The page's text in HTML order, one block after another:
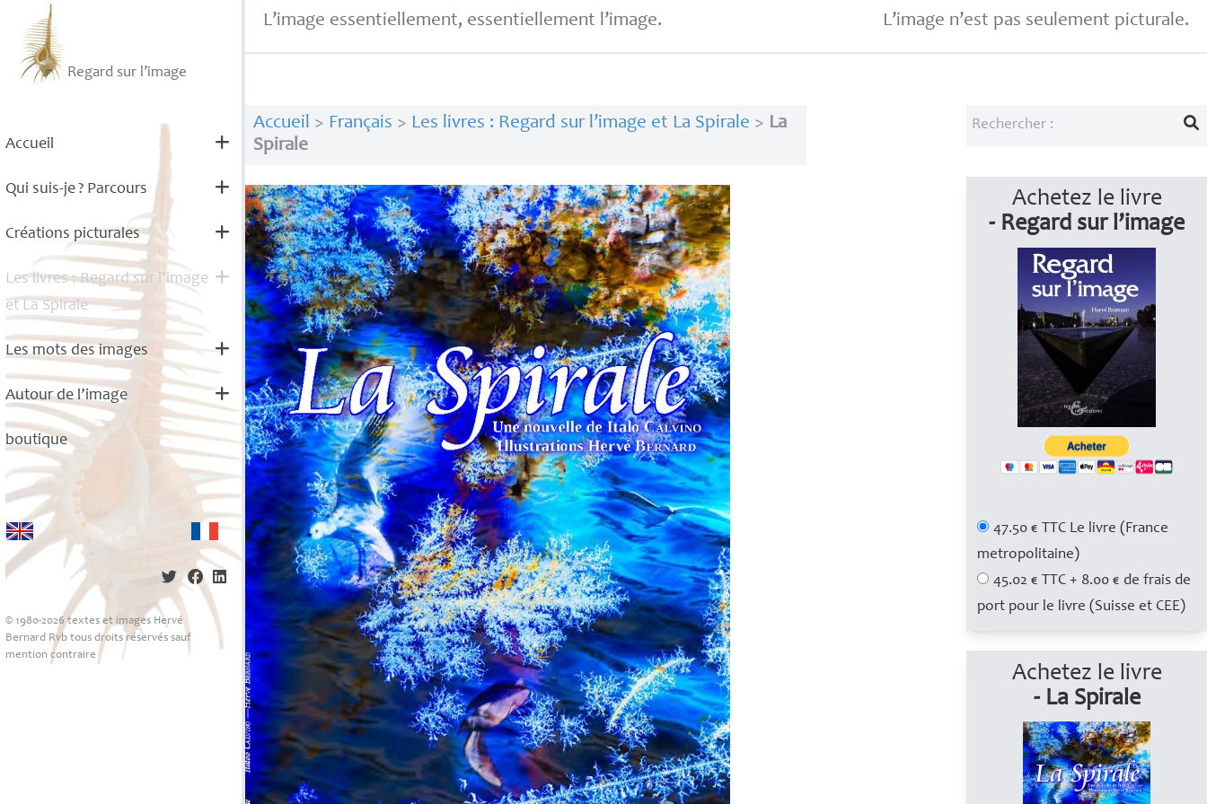
Regard sur l’image
Accueil
Qui suis-je? Parcours
Créations picturales
Les livres : Regard sur l’image
et La Spirale
Les mots des images
Autour de l’image
boutique
© 1980-2026 textes et images Hervé
Bernard Rvb tous droits réservés sauf
mention contraire
L’image essentiellement, essentiellement l’image. L’image n’est pas seulement picturale.
Accueil > Français > Les livres : Regard sur l’image et La Spirale > La
Spirale
Achetez le livre
- Regard sur l’image
47.50 € TTC Le livre (France
metropolitaine)
45.02 € TTC + 8.00 € de frais de
port pour le livre (Suisse et CEE)
Achetez le livre
- La Spirale